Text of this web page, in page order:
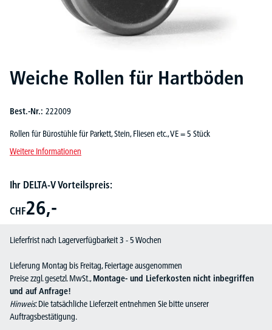
Weiche Rollen für Hartböden
Best.-Nr.: 222009
Rollen für Bürostühle für Parkett, Stein, Fliesen etc., VE = 5 Stück
Weitere Informationen
Ihr DELTA-V Vorteilspreis:
CHF26,-
Lieferfrist nach Lagerverfügbarkeit 3 - 5 Wochen
Lieferung Montag bis Freitag, Feiertage ausgenommen
Preise zzgl. gesetzl. MwSt.,Montage- und Lieferkosten nicht inbegriffen
und auf Anfrage!
Hinweis: Die tatsächliche Lieferzeit entnehmen Sie bitte unserer
Auftragsbestätigung.